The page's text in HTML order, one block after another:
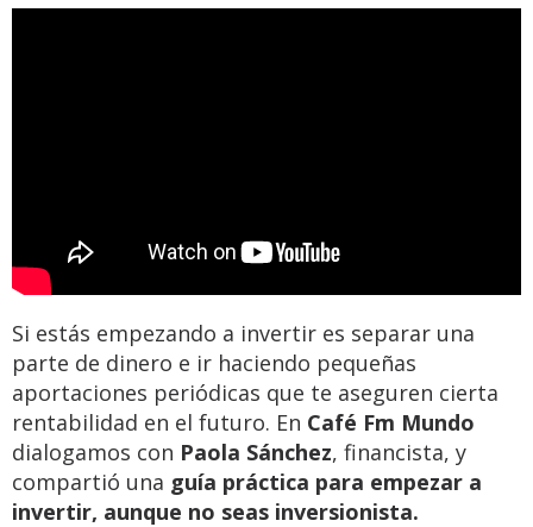
Si estás empezando a invertir es separar una
parte de dinero e ir haciendo pequeñas
aportaciones periódicas que te aseguren cierta
rentabilidad en el futuro. En Café Fm Mundo
dialogamos con Paola Sánchez, financista, y
compartió una guía práctica para empezar a
invertir, aunque no seas inversionista.